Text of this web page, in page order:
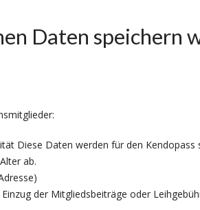
Daten speichern
Diese Daten werden für den Kendopass
ab.
der Mitgliedsbeiträge oder